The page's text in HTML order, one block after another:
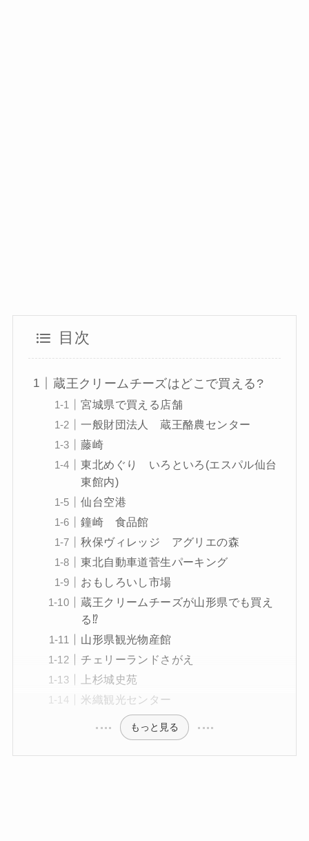
目次
蔵王クリームチーズはどこで買える?
宮城県で買える店舗
一般財団法人 蔵王酪農センター
藤崎
東北めぐり いろといろ(エスパル仙台
東館内)
仙台空港
鐘崎 食品館
秋保ヴィレッジ アグリエの森
東北自動車道菅生パーキング
おもしろいし市場
蔵王クリームチーズが山形県でも買え
る⁉
山形県観光物産館
チェリーランドさがえ
上杉城史苑
米織観光センター
もっと見る